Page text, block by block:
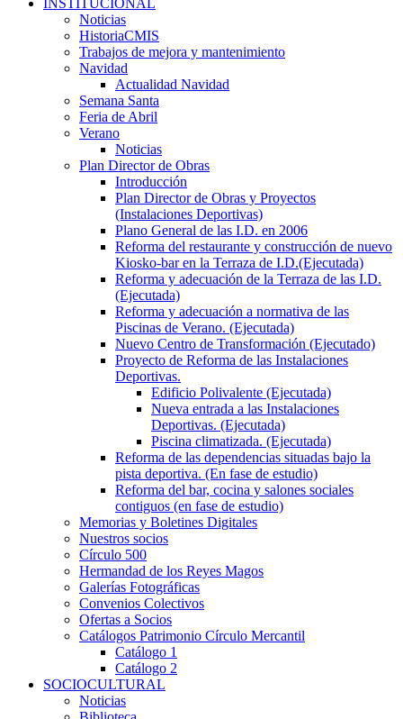
Noticias
HistoriaCMIS
Trabajos de mejora y mantenimiento
Navidad
Actualidad Navidad
Semana Santa
Feria de Abril
Verano
Noticias
Plan Director de Obras
Introducción
Plan Director de Obras y Proyectos
(Instalaciones Deportivas)
Plano General de las I.D. en 2006
Reforma del restaurante y construcción de nuevo
Kiosko-bar en la Terraza de I.D.(Ejecutada)
Reforma y adecuación de la Terraza de las I.D.
(Ejecutada)
Reforma y adecuación a normativa de las
Piscinas de Verano. (Ejecutada)
Nuevo Centro de Transformación (Ejecutado)
Proyecto de Reforma de las Instalaciones
Deportivas.
Edificio Polivalente (Ejecutada)
Nueva entrada a las Instalaciones
Deportivas. (Ejecutada)
Piscina climatizada. (Ejecutada)
Reforma de las dependencias situadas bajo la
pista deportiva. (En fase de estudio)
Reforma del bar, cocina y salones sociales
contiguos (en fase de estudio)
Memorias y Boletines Digitales
Nuestros socios
Círculo 500
Hermandad de los Reyes Magos
Galerías Fotográficas
Convenios Colectivos
Ofertas a Socios
Catálogos Patrimonio Círculo Mercantil
Catálogo 1
Catálogo 2
SOCIOCULTURAL
Noticias